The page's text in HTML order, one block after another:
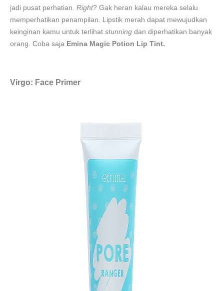
jadi pusat perhatian. Right? Gak heran kalau mereka selalu
memperhatikan penampilan. Lipstik merah dapat mewujudkan
keinginan kamu untuk terlihat stunning dan diperhatikan banyak
orang. Coba saja Emina Magic Potion Lip Tint.
Virgo: Face Primer